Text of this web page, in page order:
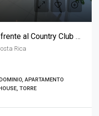
Penthouse de 4 Habitaciones frente al Country Club con vista 360º
Rica
APARTAMENTO
TORRE